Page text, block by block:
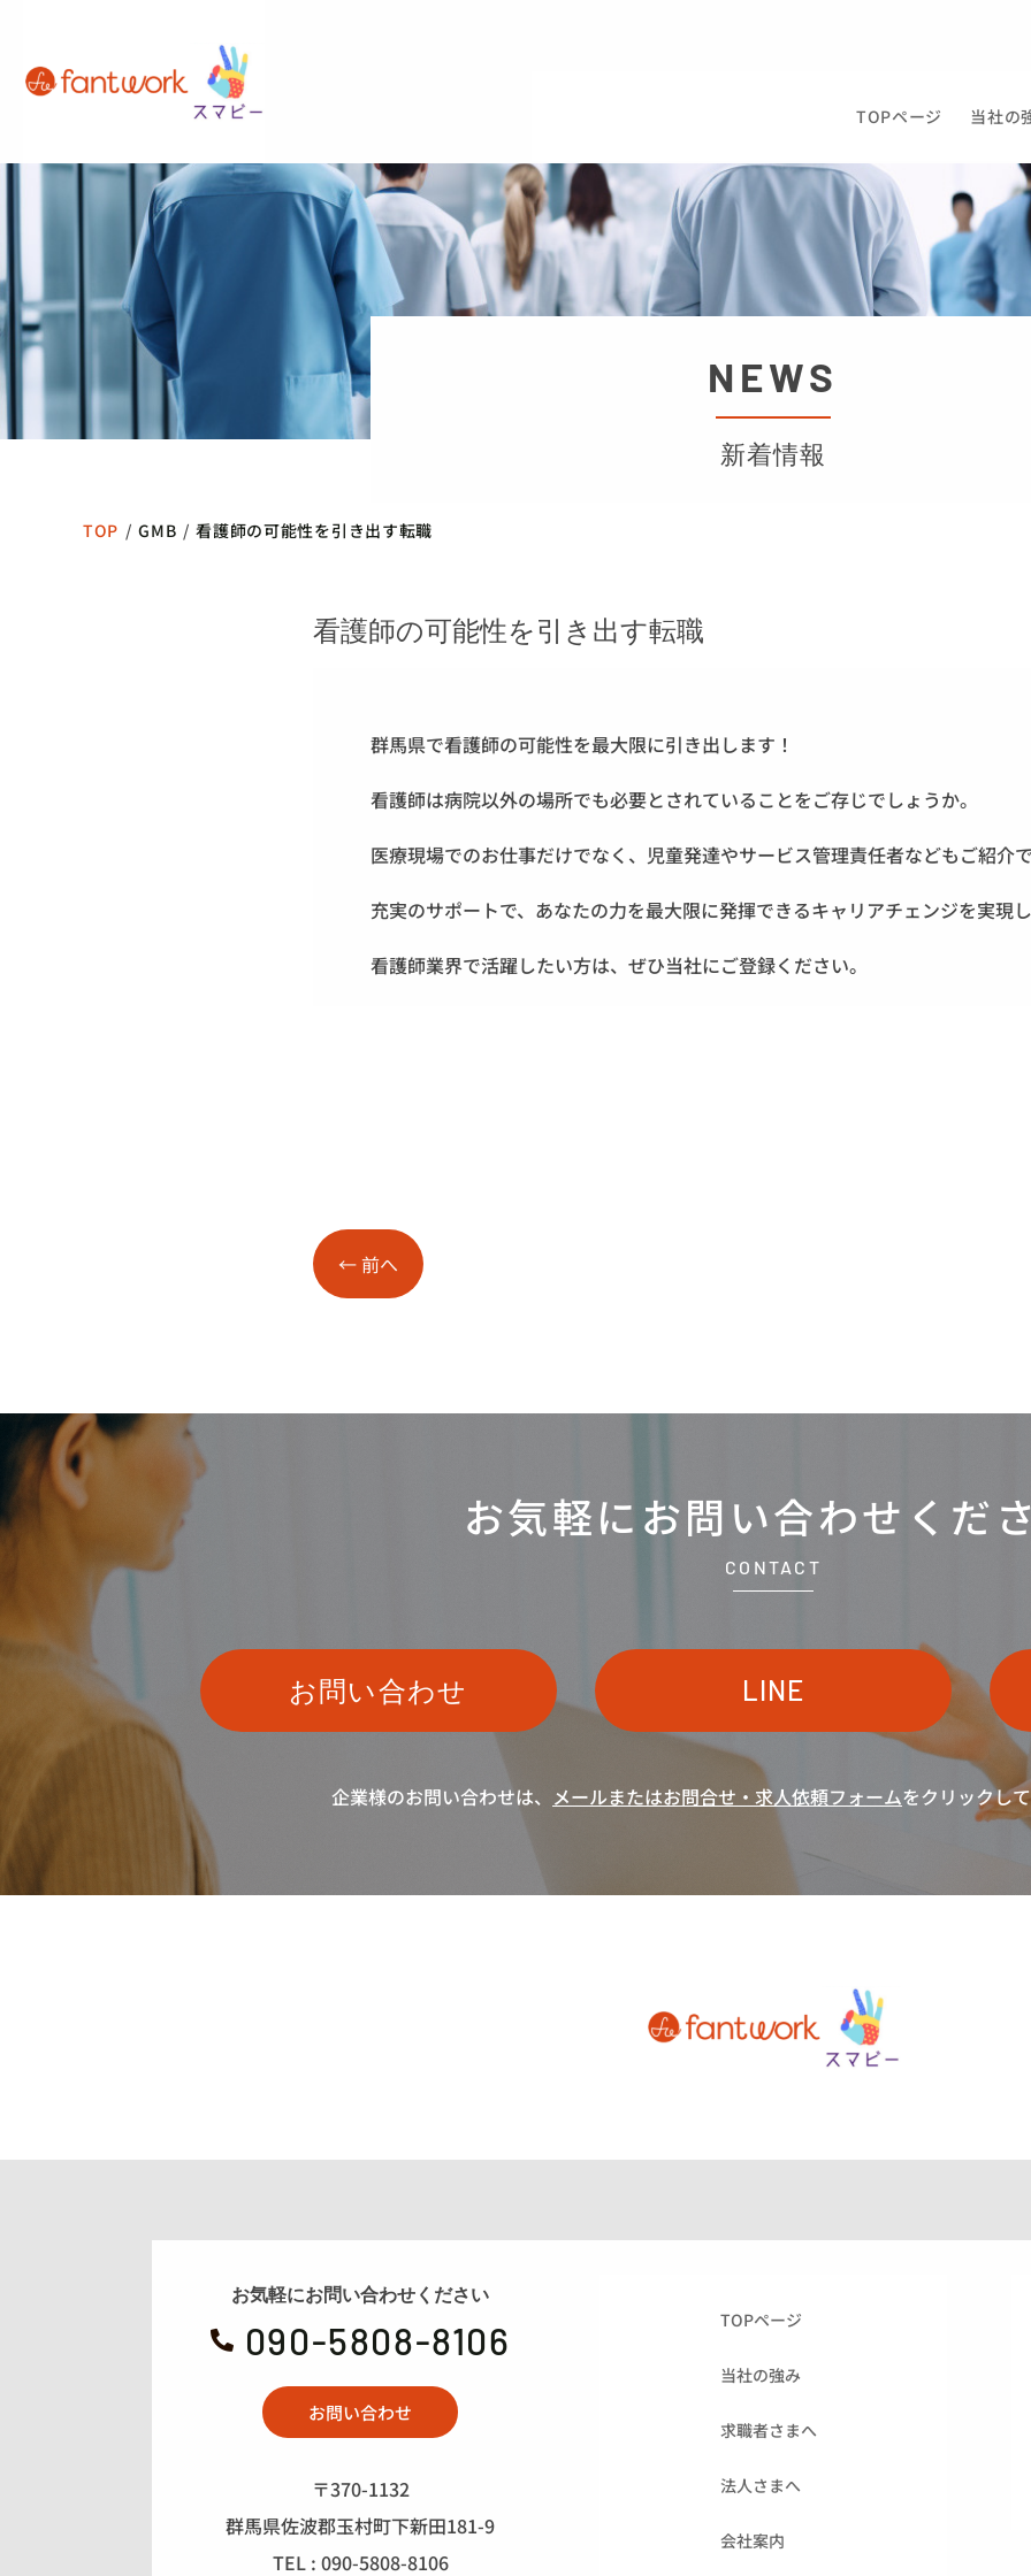
TOPページ 当社の
NEWS
新着情報
TOP / GMB / 看護師の可能性を引き出す転職
看護師の可能性を引き出す転職
群馬県で看護師の可能性を最大限に引き出します！
看護師は病院以外の場所でも必要とされていることをご存じでしょうか。
医療現場でのお仕事だけでなく、児童発達やサービス管理責任者などもご紹介で
充実のサポートで、あなたの力を最大限に発揮できるキャリアチェンジを実現し
看護師業界で活躍したい方は、ぜひ当社にご登録ください。
←前へ
お気軽にお問い合わせ くだ
CONTACT
お問い合わせ LINE
企業様のお問い合わせは、 メールまたはお問合せ・求人依頼フォームをクリックし
お気軽にお問い合わせください
 090-5808-8106
お問い合わせ
〒370-1132
群馬県佐波郡玉村町下新田181-9
TEL : 090-5808-8106
TOPページ
当社の強み
求職者さまへ
法人さまへ
会社案内